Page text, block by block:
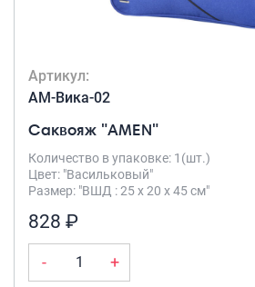
Артикул:
AM-Вика-02
Саквояж "AMEN"
Количество в упаковке: 1(шт.)
Цвет: "Васильковый"
Размер: "ВШД : 25 х 20 х 45 см"
828 ₽
- +